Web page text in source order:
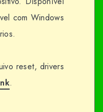
com Windows
reset, drivers
.